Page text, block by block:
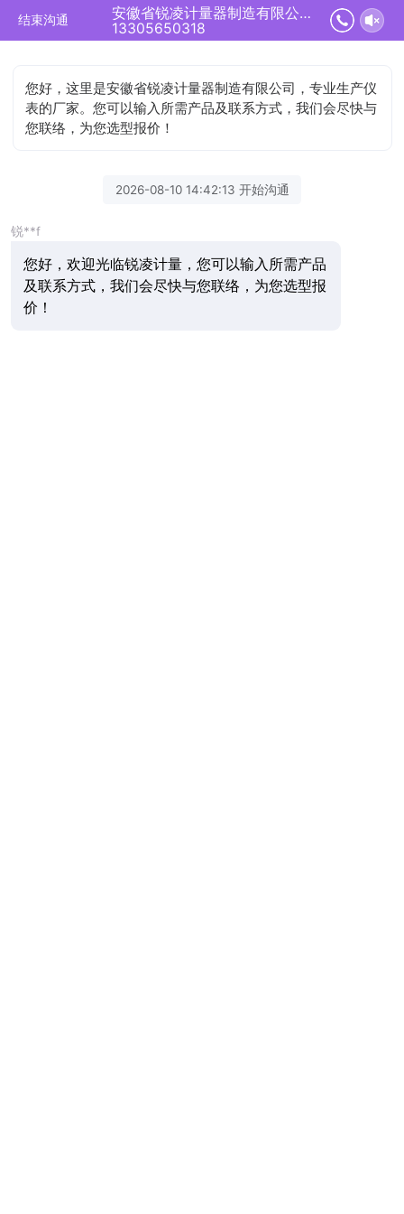
结束沟通
安徽省锐凌计量器制造有限公司正在为您服务
13305650318
您好，这里是安徽省锐凌计量器制造有限公司，专业生产仪
表的厂家。您可以输入所需产品及联系方式，我们会尽快与
您联络，为您选型报价！
2026-08-10 14:42:13 开始沟通
锐**f
您好，欢迎光临锐凌计量，您可以输入所需产品
及联系方式，我们会尽快与您联络，为您选型报
价！